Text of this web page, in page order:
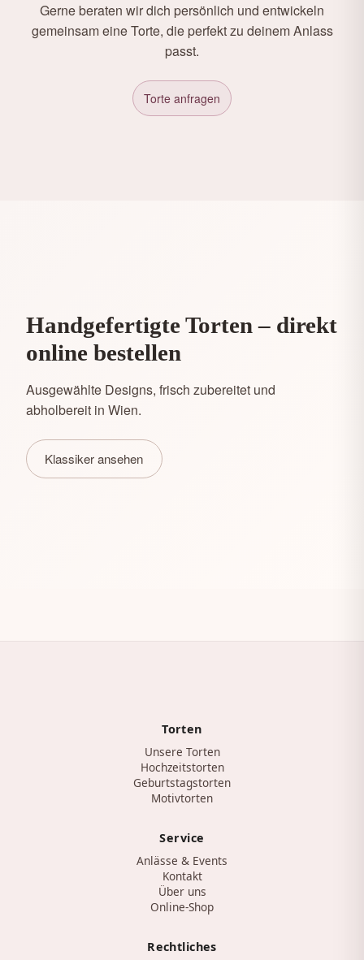
Gerne beraten wir dich persönlich und entwickeln
gemeinsam eine Torte, die perfekt zu deinem Anlass
passt.
Torte anfragen
Handgefertigte Torten – direkt
online bestellen
Ausgewählte Designs, frisch zubereitet und
abholbereit in Wien.
Klassiker ansehen
Torten
Unsere Torten
Hochzeitstorten
Geburtstagstorten
Motivtorten
Service
Anlässe & Events
Kontakt
Über uns
Online-Shop
Rechtliches